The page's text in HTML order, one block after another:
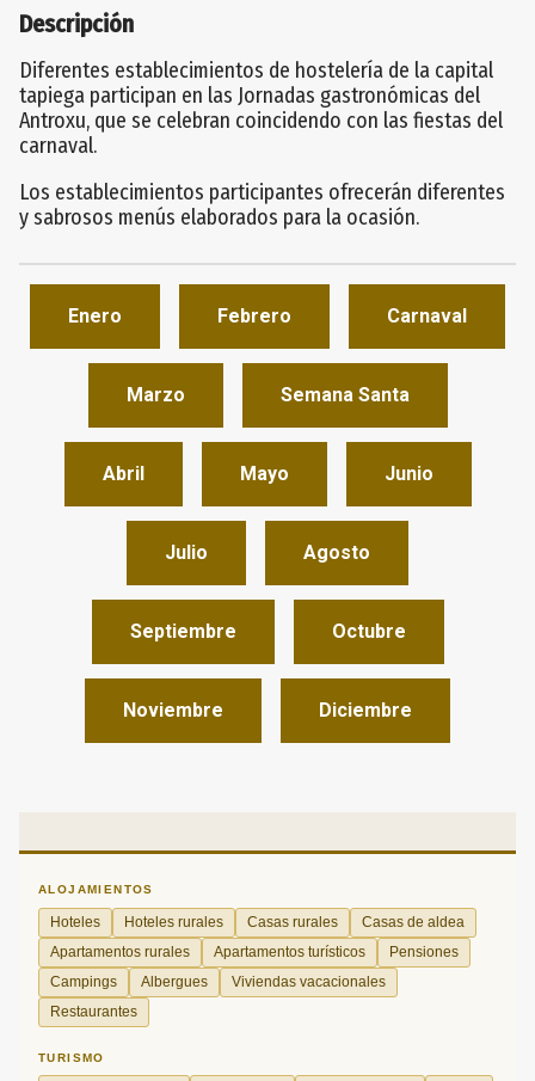
Descripción
Diferentes establecimientos de hostelería de la capital
tapiega participan en las Jornadas gastronómicas del
Antroxu, que se celebran coincidendo con las fiestas del
carnaval.
Los establecimientos participantes ofrecerán diferentes
y sabrosos menús elaborados para la ocasión.
Enero Febrero Carnaval
Marzo Semana Santa
Abril Mayo Junio
Julio Agosto
Septiembre Octubre
Noviembre Diciembre